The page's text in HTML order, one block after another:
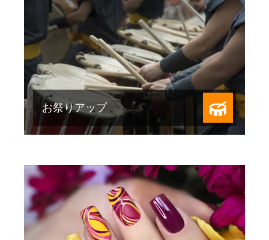
お祭りアップ
豊富なデザインのジェルネイル
続きを見る